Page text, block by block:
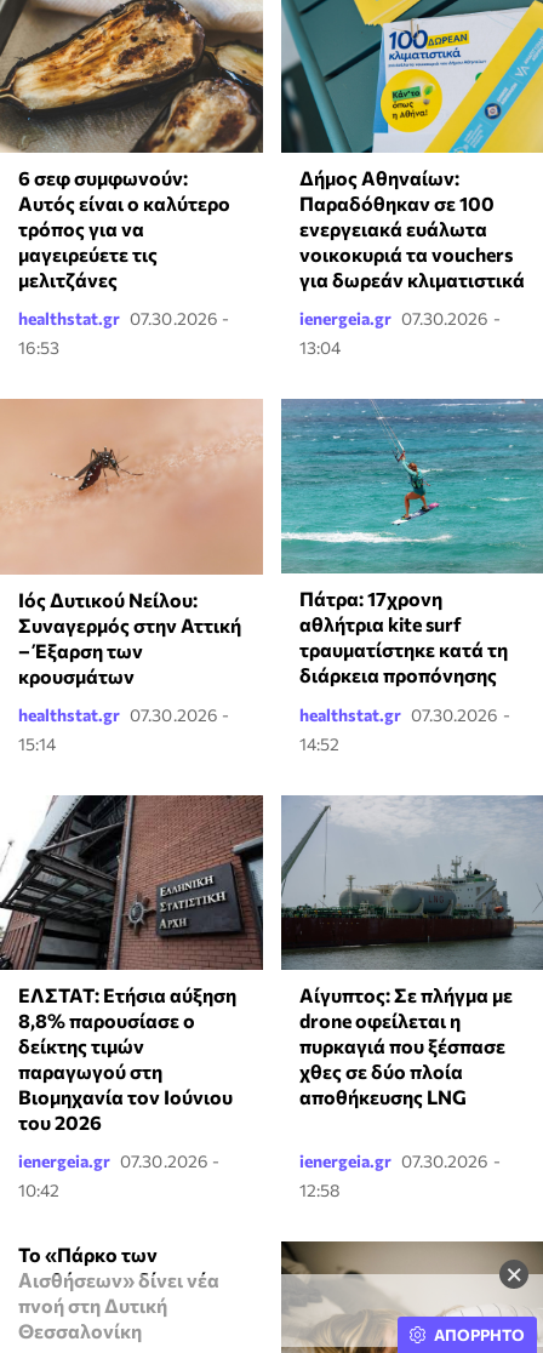
×
6 σεφ συμφωνούν:
Αυτός είναι ο καλύτερο
τρόπος για να
μαγειρεύετε τις
μελιτζάνες
healthstat.gr 07.30.2026 -
16:53
Δήμος Αθηναίων:
Παραδόθηκαν σε 100
ενεργειακά ευάλωτα
νοικοκυριά τα vouchers
για δωρεάν κλιματιστικά
ienergeia.gr 07.30.2026 -
13:04
Ιός Δυτικού Νείλου:
Συναγερμός στην Αττική
– Έξαρση των
κρουσμάτων
healthstat.gr 07.30.2026 -
15:14
Πάτρα: 17χρονη
αθλήτρια kite surf
τραυματίστηκε κατά τη
διάρκεια προπόνησης
healthstat.gr 07.30.2026 -
14:52
ΕΛΣΤΑΤ: Ετήσια αύξηση
8,8% παρουσίασε ο
δείκτης τιμών
παραγωγού στη
Βιομηχανία τον Ιούνιου
του 2026
ienergeia.gr 07.30.2026 -
10:42
Αίγυπτος: Σε πλήγμα με
drone οφείλεται η
πυρκαγιά που ξέσπασε
χθες σε δύο πλοία
αποθήκευσης LNG
ienergeia.gr 07.30.2026 -
12:58
Το «Πάρκο των
Αισθήσεων» δίνει νέα
πνοή στη Δυτική
Θεσσαλονίκη
ΑΠΟΡΡΗΤΟ